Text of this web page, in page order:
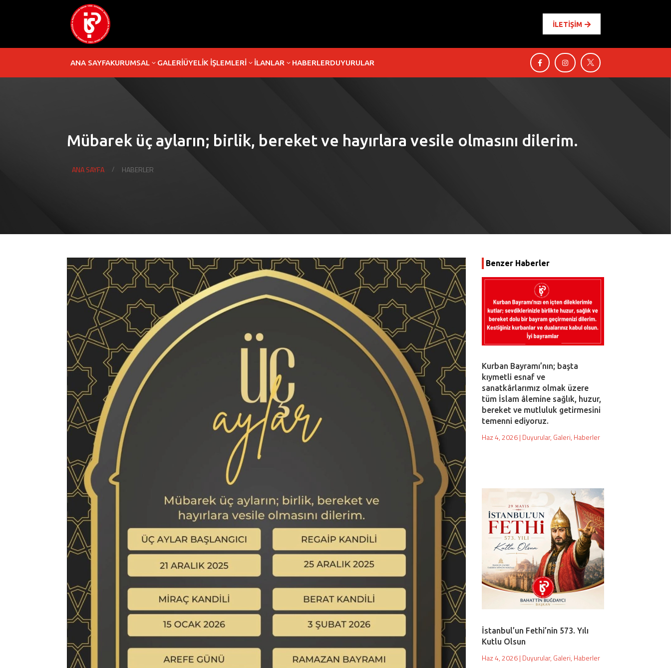
İLETİŞİM 
ANA SAYFAKURUMSAL 3 GALERİÜYELİK İŞLEMLERİ3 İLANLAR 3 HABERLERDUYURULAR   
Mübarek üç ayların; birlik, bereket ve hayırlara vesile olmasını dilerim.
ANA SAYFA / HABERLER
Benzer Haberler
Kurban Bayramı’nın; başta
kıymetli esnaf ve
sanatkârlarımız olmak üzere
tüm İslam âlemine sağlık, huzur,
bereket ve mutluluk getirmesini
temenni ediyoruz.
Haz 4, 2026| Duyurular, Galeri, Haberler
İstanbul’un Fethi’nin 573. Yılı
Kutlu Olsun
Haz 4, 2026| Duyurular, Galeri, Haberler